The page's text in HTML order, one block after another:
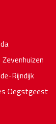
Rijndijk
Oegstgeest